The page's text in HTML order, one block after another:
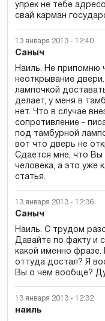
упрек не тебе
свай карман
13 января 2013 - 12:40
Саныч
Наиль. Не припомню
неоткрывание
лампочкой
делает, у меня в
нет. Что в случае
сопротивление -
под тамбурной
вот что дверь не
Сдается мне, что Вы
человека, а это уже
статья.
13 января 2013 - 12:36
Саныч
Наиль. С трудом
Давайте по факту и
какой именно фразе.
оттуда достал? Я
Вы о чем вообще?
13 января 2013 - 12:32
наиль